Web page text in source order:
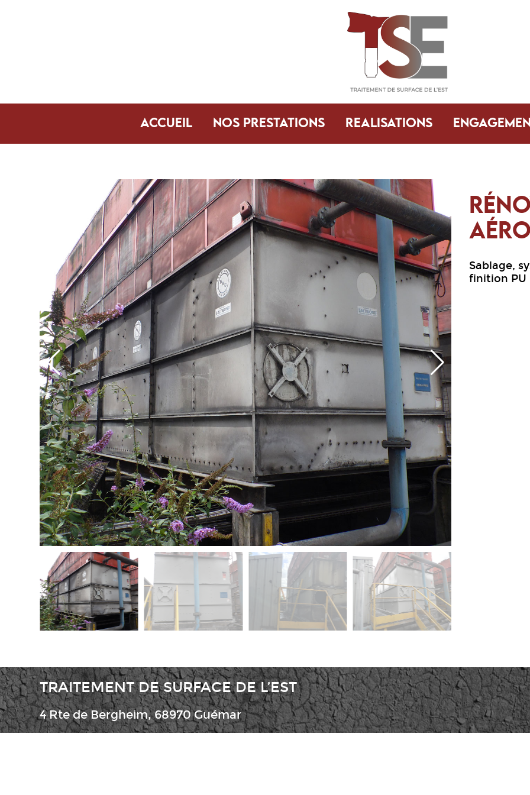
ACCUEIL NOS PRESTATIONS REALISATIONS
Sablage,
finition PU
TRAITEMENT DE SURFACE DE L’EST
4 Rte de Bergheim, 68970 Guémar